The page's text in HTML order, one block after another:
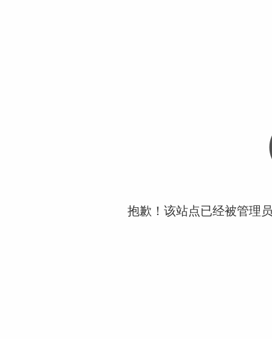
抱歉！该站点已经被管理